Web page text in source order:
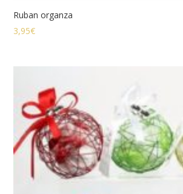
Ruban organza
3,95€